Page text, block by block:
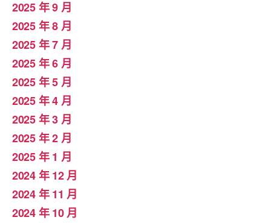
2025 年 9 月
2025 年 8 月
2025 年 7 月
2025 年 6 月
2025 年 5 月
2025 年 4 月
2025 年 3 月
2025 年 2 月
2025 年 1 月
2024 年 12 月
2024 年 11 月
2024 年 10 月